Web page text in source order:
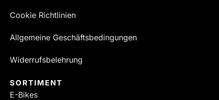
Cookie Richtlinien
Allgemeine Geschäftsbedingungen
Widerrufsbelehrung
SORTIMENT
E-Bikes